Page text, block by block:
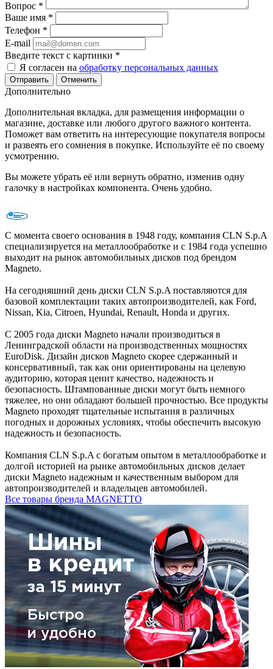
Вопрос *
Ваше имя *
Телефон *
E-mail
Введите текст с картинки *
Я согласен на обработку персональных данных
Отменить
Дополнительно
Дополнительная вкладка, для размещения информации о
магазине, доставке или любого другого важного контента.
Поможет вам ответить на интересующие покупателя вопросы
и развеять его сомнения в покупке. Используйте её по своему
усмотрению.
Вы можете убрать её или вернуть обратно, изменив одну
галочку в настройках компонента. Очень удобно.
С момента своего основания в 1948 году, компания CLN S.p.A
специализируется на металлообработке и с 1984 года успешно
выходит на рынок автомобильных дисков под брендом
Magneto.
На сегодняшний день диски CLN S.p.A поставляются для
базовой комплектации таких автопроизводителей, как Ford,
Nissan, Kia, Citroen, Hyundai, Renault, Honda и других.
С 2005 года диски Magneto начали производиться в
Ленинградской области на производственных мощностях
EuroDisk. Дизайн дисков Magneto скорее сдержанный и
консервативный, так как они ориентированы на целевую
аудиторию, которая ценит качество, надежность и
безопасность. Штампованные диски могут быть немного
тяжелее, но они обладают большей прочностью. Все продукты
Magneto проходят тщательные испытания в различных
погодных и дорожных условиях, чтобы обеспечить высокую
надежность и безопасность.
Компания CLN S.p.A с богатым опытом в металлообработке и
долгой историей на рынке автомобильных дисков делает
диски Magneto надежным и качественным выбором для
автопроизводителей и владельцев автомобилей.
Все товары бренда MAGNETTO